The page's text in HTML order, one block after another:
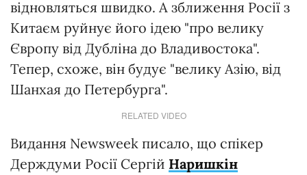
відновляться швидко. А зближення Росії з
Китаєм руйнує його ідею "про велику
Європу від Дубліна до Владивостока".
Тепер, схоже, він будує "велику Азію, від
Шанхая до Петербурга".
RELATED VIDEO
Видання Newsweek писало, що спікер
Держдуми Росії Сергій Наришкін